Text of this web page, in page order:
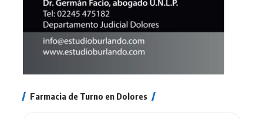
Farmacia de Turno en Dolores